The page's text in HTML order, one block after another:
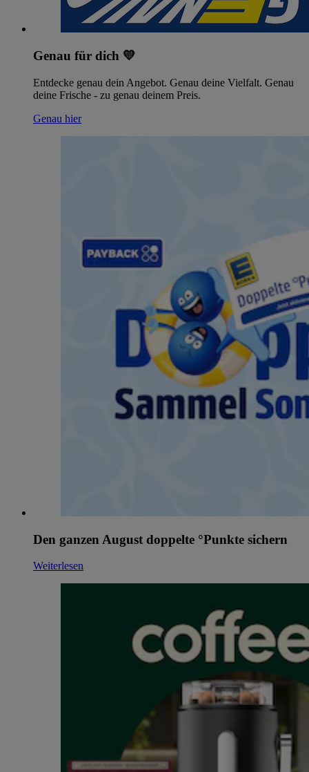
Genau für dich 💛
Entdecke genau dein Angebot. Genau deine Vielfalt. Genau
deine Frische - zu genau deinem Preis.
Genau hier
Den ganzen August doppelte °Punkte sichern
Weiterlesen